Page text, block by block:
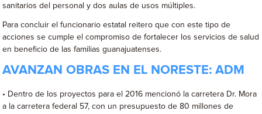
sanitarios del personal y dos aulas de usos múltiples.
Para concluir el funcionario estatal reitero que con este tipo de
acciones se cumple el compromiso de fortalecer los servicios de salud
en beneficio de las familias guanajuatenses.
AVANZAN OBRAS EN EL NORESTE: ADM
• Dentro de los proyectos para el 2016 mencionó la carretera Dr. Mora
a la carretera federal 57, con un presupuesto de 80 millones de